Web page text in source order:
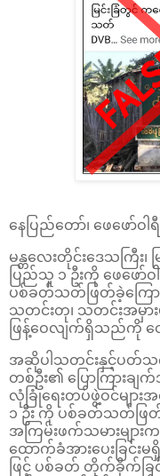
နေပြည်တော်၊ ဖေဖော်ဝါ
မန္တလေးတိုင်းဒေသကြီး၊ မ
ပြည်သူ ၁ ဦးကို ဖေဖော်
ပစ်ခတ်သတ်ဖြတ်ခဲ့ကြောင်
သတင်းတု၊ သတင်းအမှား
ဖြန့်ဝေလျက်ရှိသည်ကို
အဆိုပါသတင်းနှင့်ပတ်
တစ်ဦး၏ ပြောကြားခ
လုံခြုံရေးတပ်ဖွဲ့ဝင်များအ
၁ ဦး ကို ပစ်ခတ်သတ်ဖြတ်
အကြမ်းဖက်သမားများ
ထောက်ခံအားပေးခြင်း
ဖြင့် ပစ်ခတ် တိုက်ခိုက်ခြ